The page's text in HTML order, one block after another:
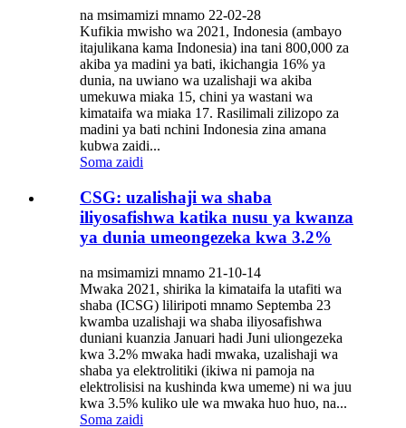
na msimamizi mnamo 22-02-28
Kufikia mwisho wa 2021, Indonesia (ambayo
itajulikana kama Indonesia) ina tani 800,000 za
akiba ya madini ya bati, ikichangia 16% ya
dunia, na uwiano wa uzalishaji wa akiba
umekuwa miaka 15, chini ya wastani wa
kimataifa wa miaka 17. Rasilimali zilizopo za
madini ya bati nchini Indonesia zina amana
kubwa zaidi...
Soma zaidi
CSG: uzalishaji wa shaba
iliyosafishwa katika nusu ya kwanza
ya dunia umeongezeka kwa 3.2%
na msimamizi mnamo 21-10-14
Mwaka 2021, shirika la kimataifa la utafiti wa
shaba (ICSG) liliripoti mnamo Septemba 23
kwamba uzalishaji wa shaba iliyosafishwa
duniani kuanzia Januari hadi Juni uliongezeka
kwa 3.2% mwaka hadi mwaka, uzalishaji wa
shaba ya elektrolitiki (ikiwa ni pamoja na
elektrolisisi na kushinda kwa umeme) ni wa juu
kwa 3.5% kuliko ule wa mwaka huo huo, na...
Soma zaidi